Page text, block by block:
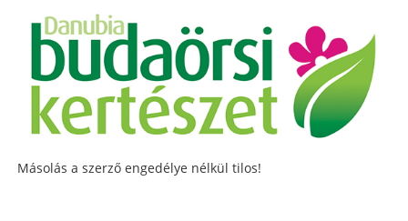
Másolás a szerző engedélye nélkül tilos!